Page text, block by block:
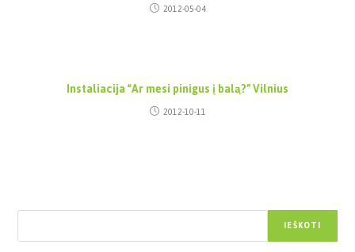
2012-05-04
Instaliacija “Ar mesi pinigus į balą?” Vilnius
2012-10-11
IEŠKOTI